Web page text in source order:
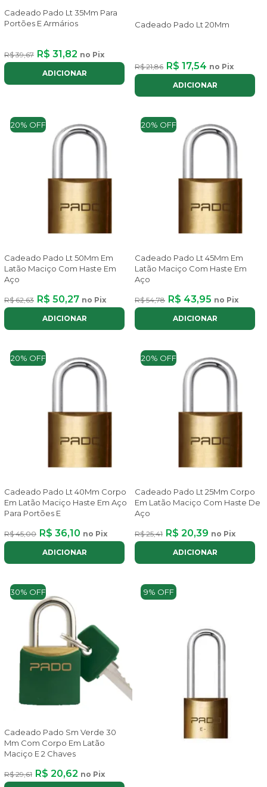
Cadeado Pado Lt 35Mm Para
Portões E Armários
R$ 39,67 R$ 31,82 no Pix
ADICIONAR
Cadeado Pado Lt 20Mm
R$ 21,86 R$ 17,54 no Pix
ADICIONAR
20% OFF
Cadeado Pado Lt 50Mm Em
Latão Maciço Com Haste Em
Aço
R$ 62,63 R$ 50,27 no Pix
ADICIONAR
20% OFF
Cadeado Pado Lt 45Mm Em
Latão Maciço Com Haste Em
Aço
R$ 54,78 R$ 43,95 no Pix
ADICIONAR
20% OFF
Cadeado Pado Lt 40Mm Corpo
Em Latão Maciço Haste Em Aço
Para Portões E
R$ 45,00 R$ 36,10 no Pix
ADICIONAR
20% OFF
Cadeado Pado Lt 25Mm Corpo
Em Latão Maciço Com Haste De
Aço
R$ 25,41 R$ 20,39 no Pix
ADICIONAR
30% OFF
Cadeado Pado Sm Verde 30
Mm Com Corpo Em Latão
Maciço E 2 Chaves
R$ 29,61 R$ 20,62 no Pix
9% OFF